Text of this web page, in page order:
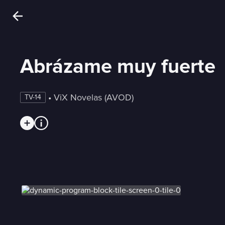
Abrázame muy fuerte
TV-14 • ViX Novelas (AVOD)